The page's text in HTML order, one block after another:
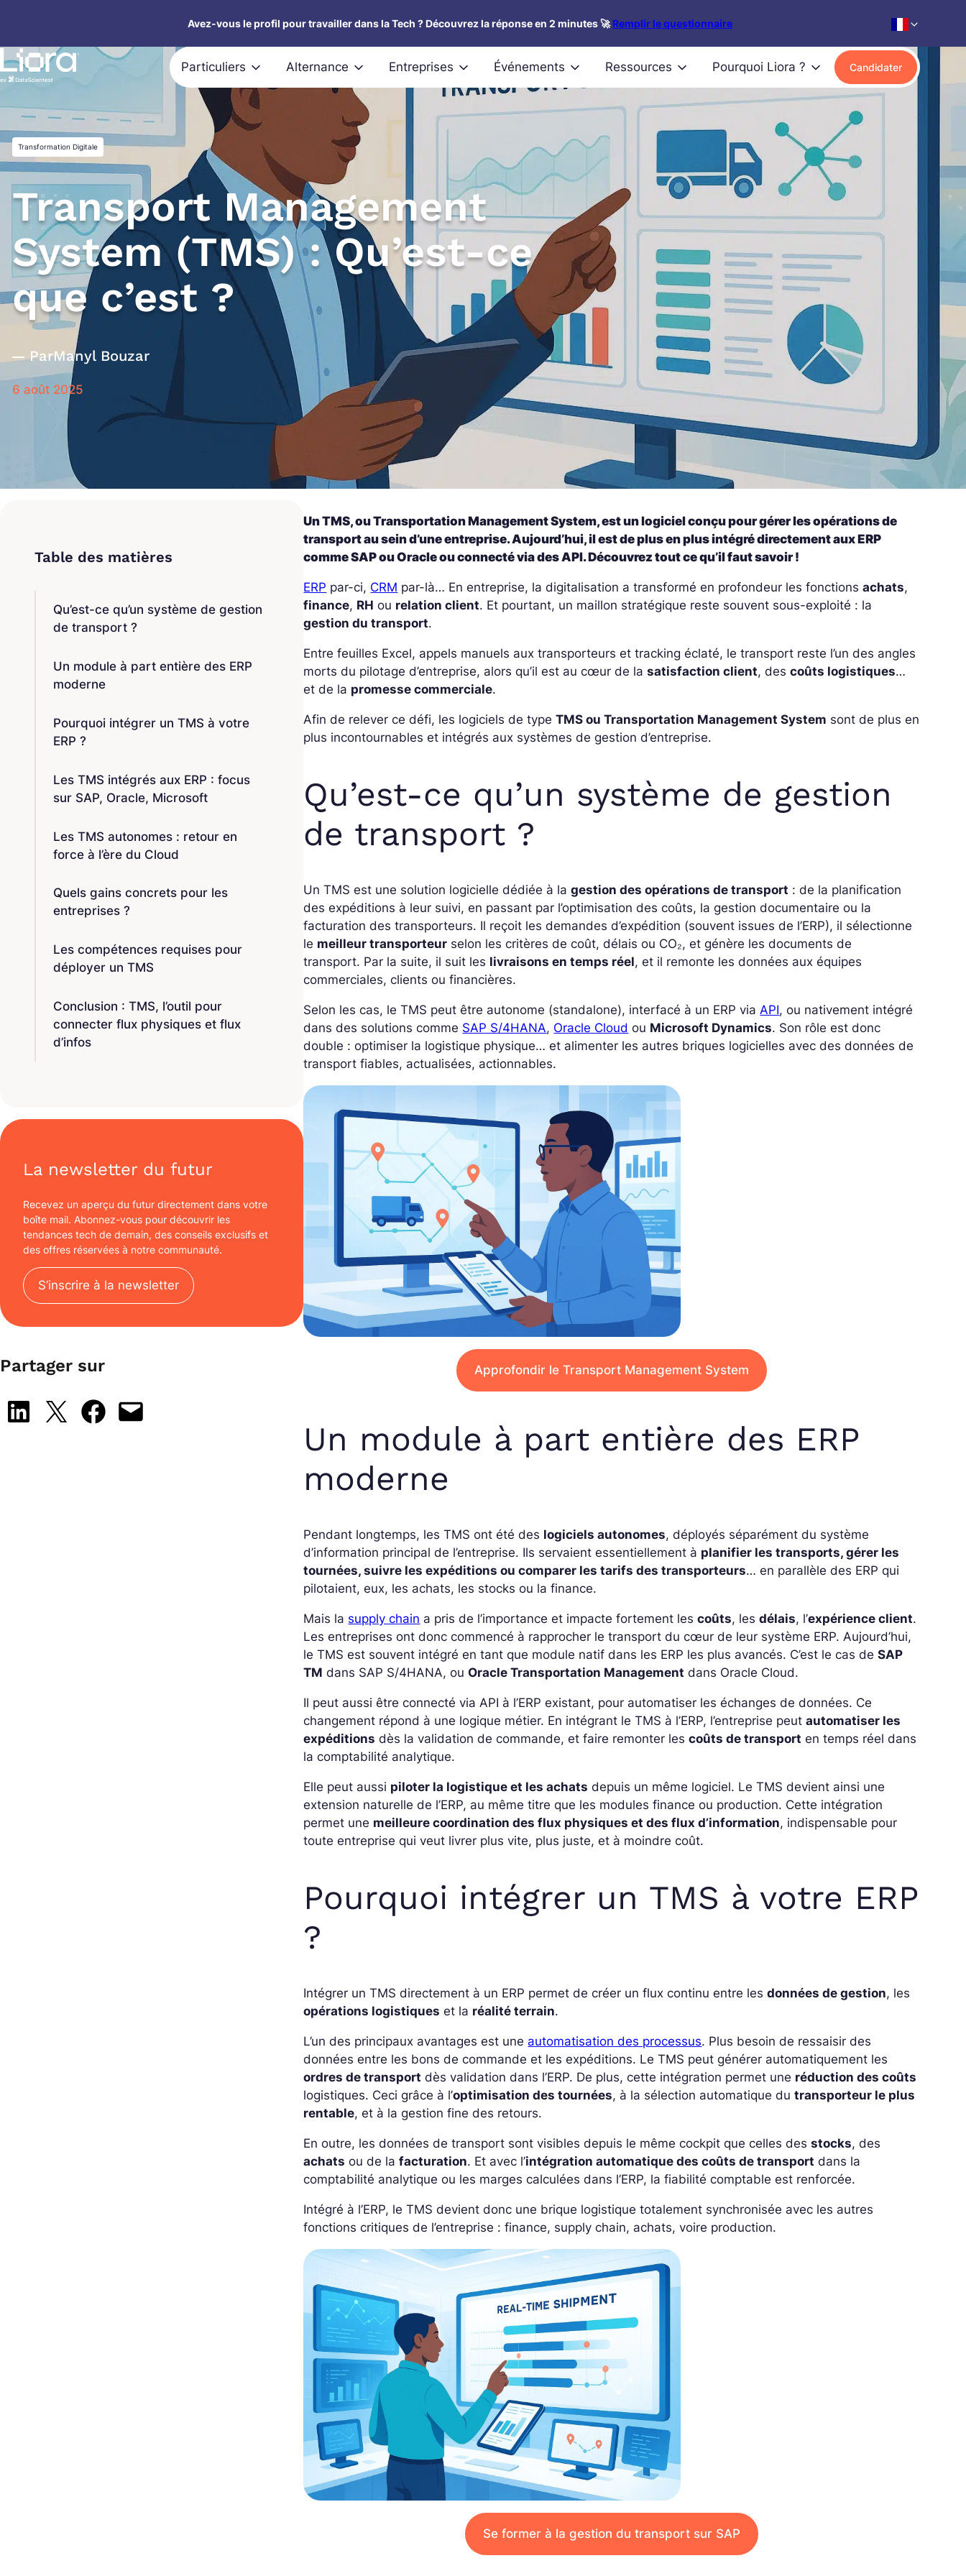
contenu
Avez-vous le profil pour travailler dans la Tech ? Découvrez la réponse en 2 minutes 🚀Remplir le questionnaire
Particuliers Alternance Entreprises Événements Ressources Pourquoi Liora ? Candidater
Transformation Digitale
Transport Management
System (TMS) : Qu’est-ce
que c’est ?
ParManyl Bouzar
6 août 2025
Qu’est-ce qu’un système de gestion
de transport ?
Un module à part entière des ERP
moderne
Pourquoi intégrer un TMS à votre
ERP ?
Les TMS intégrés aux ERP : focus
sur SAP, Oracle, Microsoft
Les TMS autonomes : retour en
force à l’ère du Cloud
Quels gains concrets pour les
entreprises ?
Les compétences requises pour
déployer un TMS
Conclusion : TMS, l’outil pour
connecter flux physiques et flux
d’infos
La newsletter du futur
Recevez un aperçu du futur directement dans votre
boîte mail. Abonnez-vous pour découvrir les
tendances tech de demain, des conseils exclusifs et
des offres réservées à notre communauté.
S’inscrire à la newsletter
Partager sur
Share on LinkedIn
Share on X Share on Facebook
Email this Page
Un TMS, ou Transportation Management System, est un logiciel conçu pour gérer les opérations de
transport au sein d’une entreprise. Aujourd’hui, il est de plus en plus intégré directement aux ERP
comme SAP ou Oracle ou connecté via des API. Découvrez tout ce qu’il faut savoir !
ERP par-ci, CRM par-là… En entreprise, la digitalisation a transformé en profondeur les fonctionsachats,
finance, RH ou relation client. Et pourtant, un maillon stratégique reste souvent sous-exploité : la
gestion du transport.
Entre feuilles Excel, appels manuels aux transporteurs et tracking éclaté, le transport reste l’un des angles
morts du pilotage d’entreprise, alors qu’il est au cœur de lasatisfaction client, descoûts logistiques…
et de la promesse commerciale.
Afin de relever ce défi, les logiciels de typeTMS ou Transportation Management System sont de plus en
plus incontournables et intégrés aux systèmes de gestion d’entreprise.
Qu’est-ce qu’un système de gestion
de transport ?
Un TMS est une solution logicielle dédiée à lagestion des opérations de transport : de la planification
des expéditions à leur suivi, en passant par l’optimisation des coûts, la gestion documentaire ou la
facturation des transporteurs. Il reçoit les demandes d’expédition (souvent issues de l’ERP), il sélectionne
le meilleur transporteur selon les critères de coût, délais ou CO₂, et génère les documents de
transport. Par la suite, il suit les livraisons en temps réel, et il remonte les données aux équipes
commerciales, clients ou financières.
Selon les cas, le TMS peut être autonome (standalone), interfacé à un ERP viaAPI, ou nativement intégré
dans des solutions comme SAP S/4HANA, Oracle Cloud ou Microsoft Dynamics. Son rôle est donc
double : optimiser la logistique physique… et alimenter les autres briques logicielles avec des données de
transport fiables, actualisées, actionnables.
Approfondir le Transport Management System
Un module à part entière des ERP
moderne
Pendant longtemps, les TMS ont été des logiciels autonomes, déployés séparément du système
d’information principal de l’entreprise. Ils servaient essentiellement à planifier les transports, gérer les
tournées, suivre les expéditions ou comparer les tarifs des transporteurs… en parallèle des ERP qui
pilotaient, eux, les achats, les stocks ou la finance.
Mais la supply chain a pris de l’importance et impacte fortement lescoûts, lesdélais, l’expérience client.
Les entreprises ont donc commencé à rapprocher le transport du cœur de leur système ERP. Aujourd’hui,
le TMS est souvent intégré en tant que module natif dans les ERP les plus avancés. C’est le cas deSAP
TM dans SAP S/4HANA, ouOracle Transportation Management dans Oracle Cloud.
Il peut aussi être connecté via API à l’ERP existant, pour automatiser les échanges de données. Ce
changement répond à une logique métier. En intégrant le TMS à l’ERP, l’entreprise peutautomatiser les
expéditions dès la validation de commande, et faire remonter lescoûts de transport en temps réel dans
la comptabilité analytique.
Elle peut aussi piloter la logistique et les achats depuis un même logiciel. Le TMS devient ainsi une
extension naturelle de l’ERP, au même titre que les modules finance ou production. Cette intégration
permet une meilleure coordination des flux physiques et des flux d’information, indispensable pour
toute entreprise qui veut livrer plus vite, plus juste, et à moindre coût.
Pourquoi intégrer un TMS à votre ERP
?
Intégrer un TMS directement à un ERP permet de créer un flux continu entre lesdonnées de gestion, les
opérations logistiques et la réalité terrain.
L’un des principaux avantages est une automatisation des processus. Plus besoin de ressaisir des
données entre les bons de commande et les expéditions. Le TMS peut générer automatiquement les
ordres de transport dès validation dans l’ERP. De plus, cette intégration permet une réduction des coûts
logistiques. Ceci grâce à l’optimisation des tournées, à la sélection automatique dutransporteur le plus
rentable, et à la gestion fine des retours.
En outre, les données de transport sont visibles depuis le même cockpit que celles desstocks, des
achats ou de lafacturation. Et avec l’intégration automatique des coûts de transport dans la
comptabilité analytique ou les marges calculées dans l’ERP, la fiabilité comptable est renforcée.
Intégré à l’ERP, le TMS devient donc une brique logistique totalement synchronisée avec les autres
fonctions critiques de l’entreprise : finance, supply chain, achats, voire production.
Se former à la gestion du transport sur SAP